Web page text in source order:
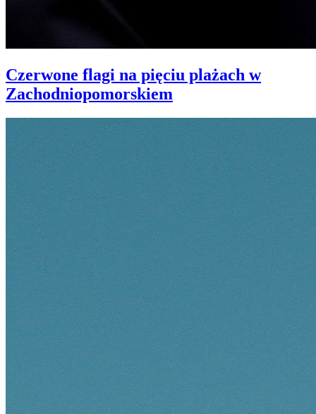
Czerwone flagi na pięciu plażach w
Zachodniopomorskiem